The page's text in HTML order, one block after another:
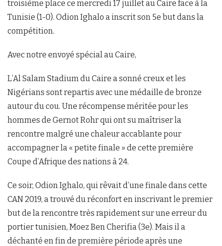
troisième place ce mercredi 17 juillet au Caire face à la
Tunisie (1-0). Odion Ighalo a inscrit son 5e but dans la
compétition.
Avec notre envoyé spécial au Caire,
L’Al Salam Stadium du Caire a sonné creux et les
Nigérians sont repartis avec une médaille de bronze
autour du cou. Une récompense méritée pour les
hommes de Gernot Rohr qui ont su maîtriser la
rencontre malgré une chaleur accablante pour
accompagner la « petite finale » de cette première
Coupe d’Afrique des nations à 24.
Ce soir, Odion Ighalo, qui rêvait d’une finale dans cette
CAN 2019, a trouvé du réconfort en inscrivant le premier
but de la rencontre très rapidement sur une erreur du
portier tunisien, Moez Ben Cherifia (3e). Mais il a
déchanté en fin de première période après une